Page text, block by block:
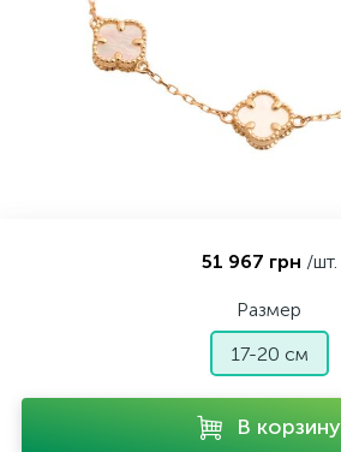
51 967 грн /шт.
Размер
17-20 см
В корзину
КонтактыСеребряные колье
Серебряные цепочки
Серебряные сувениры